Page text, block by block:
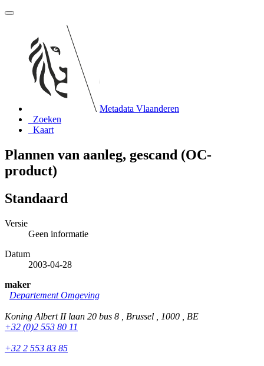
Metadata Vlaanderen
Zoeken
Kaart
Plannen van aanleg, gescand (OC-
product)
Standaard
Versie
Geen informatie
Datum
2003-04-28
maker
Departement Omgeving
Koning Albert II laan 20 bus 8 , Brussel , 1000 , BE
+32 (0)2 553 80 11
+32 2 553 83 85